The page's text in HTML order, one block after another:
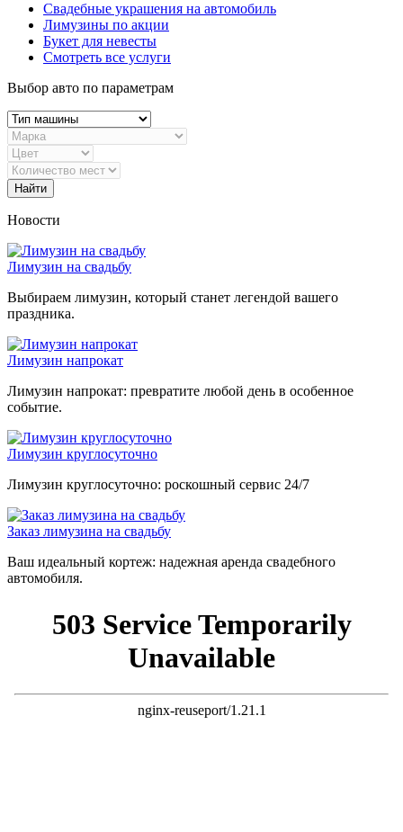
Свадебные украшения на автомобиль
Лимузины по акции
Букет для невесты
Смотреть все услуги
Выбор авто по параметрам
Найти
Новости
Лимузин на свадьбу
Выбираем лимузин, который станет легендой вашего
праздника.
Лимузин напрокат
Лимузин напрокат: превратите любой день в особенное
событие.
Лимузин круглосуточно
Лимузин круглосуточно: роскошный сервис 24/7
Заказ лимузина на свадьбу
Ваш идеальный кортеж: надежная аренда свадебного
автомобиля.